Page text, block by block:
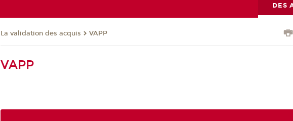
DES
La validation des acquis VAPP
VAPP